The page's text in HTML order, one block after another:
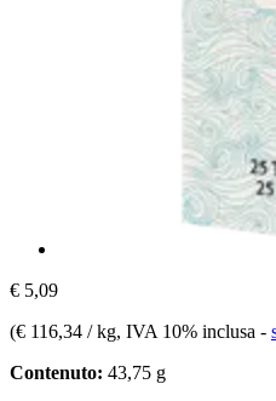
€ 5,09
(€ 116,34 / kg, IVA 10% inclusa -
Contenuto: 43,75 g